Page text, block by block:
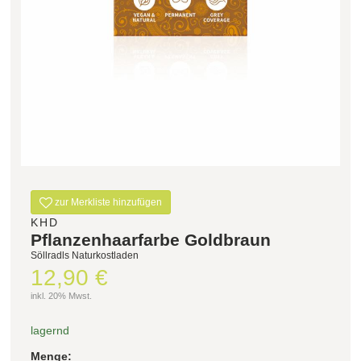
zur Merkliste hinzufügen
KHD
Pflanzenhaarfarbe Goldbraun
Söllradls Naturkostladen
12,90 €
inkl. 20% Mwst.
lagernd
Menge: